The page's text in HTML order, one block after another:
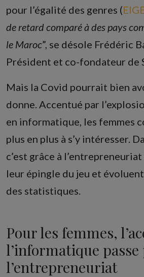
pour l’égalité des genres (
de retard comparé à des pays
le Maroc”, se désole Frédéric
Président et co-fondateur de
Mais la Covid pourrait bien
donne. Accentué par
en informatique, les femmes
plus en plus à s’y intéresser.
c’est grâce à
leur épingle du jeu et évoluent
des statistiques.
Pour les femmes,
l’informatique passe
l’entrepreneuriat